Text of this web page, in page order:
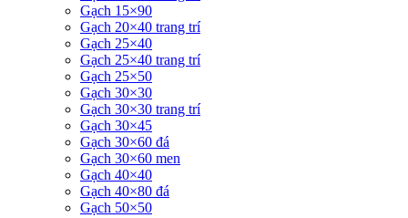
Gạch 15×90
Gạch 20×40 trang trí
Gạch 25×40
Gạch 25×40 trang trí
Gạch 25×50
Gạch 30×30
Gạch 30×30 trang trí
Gạch 30×45
Gạch 30×60 đá
Gạch 30×60 men
Gạch 40×40
Gạch 40×80 đá
Gạch 50×50